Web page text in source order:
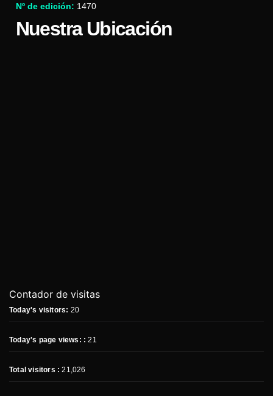
Nº de edición: 1470
Nuestra Ubicación
Contador de visitas
Today's visitors: 20
Today's page views: :21
Total visitors :21,026